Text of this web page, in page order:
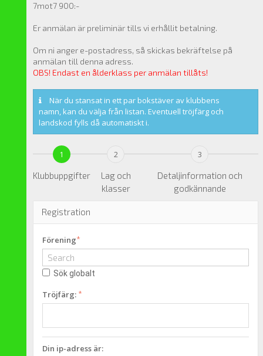
7mot7 900:-
Er anmälan är preliminär tills vi erhållit betalning.
Om ni anger e-postadress, så skickas bekräftelse på
anmälan till denna adress.
OBS! Endast en ålderklass per anmälan tillåts!
När du stansat in ett par bokstäver av klubbens
namn, kan du välja från listan. Eventuell tröjfärg och
landskod fylls då automatiskt i.
1
Klubbuppgifter
2
Lag och
klasser
3
Detaljinformation och
godkännande
Registration
Förening*
Sök globalt
Tröjfärg: *
Din ip-adress är: